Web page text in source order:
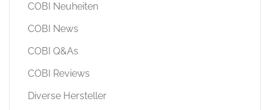
COBI Neuheiten
COBI News
COBI Q&As
COBI Reviews
Diverse Hersteller